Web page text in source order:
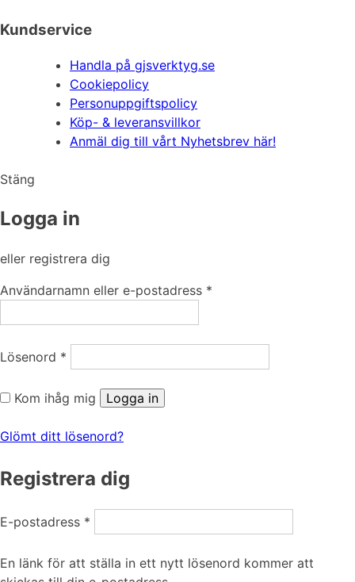
Kundservice
Handla på gjsverktyg.se
Cookiepolicy
Personuppgiftspolicy
Köp- & leveransvillkor
Anmäl dig till vårt Nyhetsbrev här!
Stäng
Logga in
eller registrera dig
Användarnamn eller e-postadress *
Lösenord *
Kom ihåg mig Logga in
Glömt ditt lösenord?
Registrera dig
E-postadress *
En länk för att ställa in ett nytt lösenord kommer att